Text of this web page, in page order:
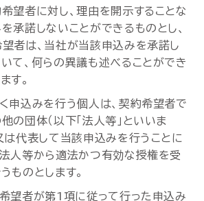
望者に対し、理由を開示することな
承諾しないことができるものとし、
者は、当社が当該申込みを承諾し
て、何らの異議も述べることができ
す。
申込みを行う個人は、契約希望者で
の団体（以下「法人等」といいま
は代表して当該申込みを行うことに
人等から適法かつ有効な授権を受
ものとします。
望者が第1項に従って行った申込み